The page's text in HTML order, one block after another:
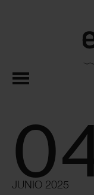
JUNIO 2025